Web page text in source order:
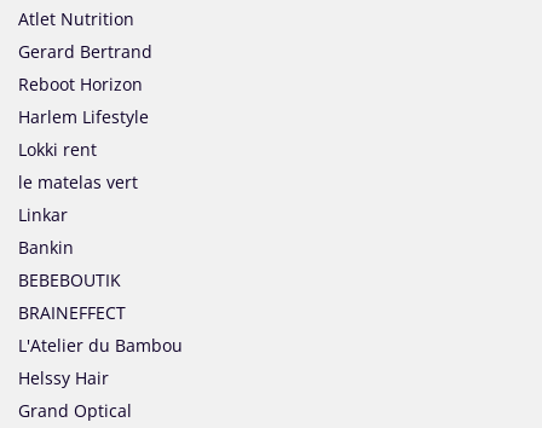
Atlet Nutrition
Gerard Bertrand
Reboot Horizon
Harlem Lifestyle
Lokki rent
le matelas vert
Linkar
Bankin
BEBEBOUTIK
BRAINEFFECT
L'Atelier du Bambou
Helssy Hair
Grand Optical